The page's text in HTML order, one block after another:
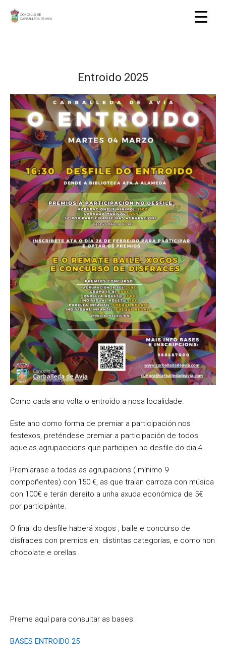
Entroido 2025
Como cada ano volta o entroido a nosa localidade.
Este ano como forma de premiar a participación nos
festexos, preténdese premiar a participación de todos
aquelas agrupaccions que participen no desfile do dia 4.
Premiarase a todas as agrupacions ( mínimo 9
compoñentes) con 150 €, as que traian carroza con música
con 100€ e terán dereito a unha axuda económica de 5€
por participànte.
O final do desfile haberá xogos , baile e concurso de
disfraces con premios en distintas categorias, e como non
chocolate e orellas.
Preme aquí para consultar as bases:
BASES ENTROIDO 25